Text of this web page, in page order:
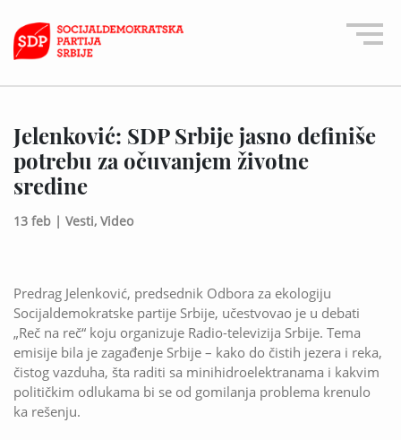
Jelenković: SDP Srbije jasno definiše
potrebu za očuvanjem životne
sredine
13 feb | Vesti, Video
Predrag Jelenković, predsednik Odbora za ekologiju
Socijaldemokratske partije Srbije, učestvovao je u debati
„Reč na reč“ koju organizuje Radio-televizija Srbije. Tema
emisije bila je zagađenje Srbije – kako do čistih jezera i reka,
čistog vazduha, šta raditi sa minihidroelektranama i kakvim
političkim odlukama bi se od gomilanja problema krenulo
ka rešenju.